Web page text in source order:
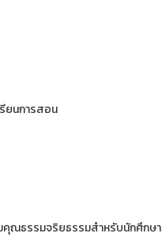
ยนการสอน
คุณธรรมจริยธรรมสำหรับนักศึกษา